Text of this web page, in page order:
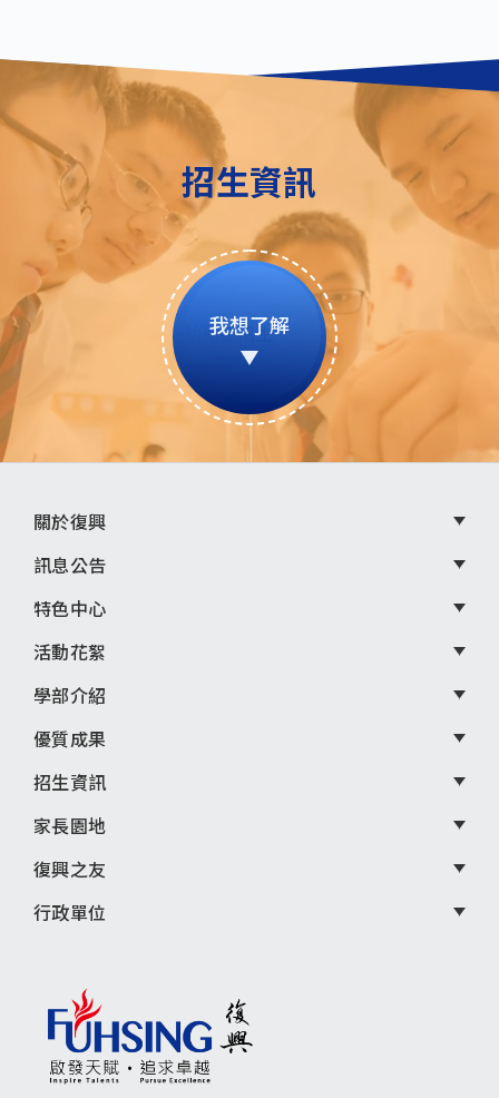
招生資訊
我想了解
頁
尾
選
單
關於復興
訊息公告
特色中心
活動花絮
學部介紹
優質成果
招生資訊
家長園地
復興之友
行政單位